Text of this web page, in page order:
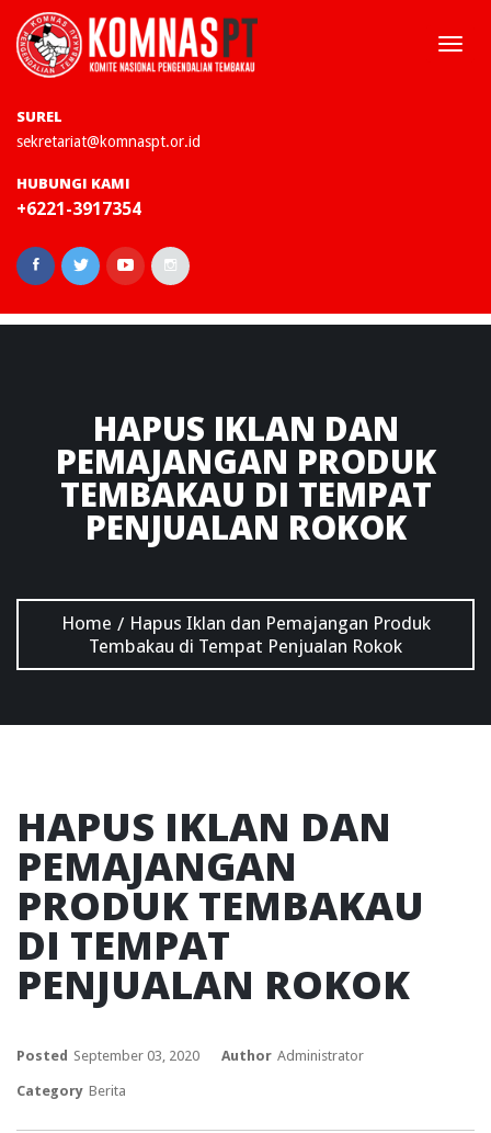
SUREL
sekretariat@komnaspt.or.id
HUBUNGI KAMI
+6221-3917354
HAPUS IKLAN DAN
PEMAJANGAN PRODUK
TEMBAKAU DI TEMPAT
PENJUALAN ROKOK
Home / Hapus Iklan dan Pemajangan Produk
Tembakau di Tempat Penjualan Rokok
HAPUS IKLAN DAN
PEMAJANGAN
PRODUK TEMBAKAU
DI TEMPAT
PENJUALAN ROKOK
Posted September 03, 2020 Author Administrator
Category Berita